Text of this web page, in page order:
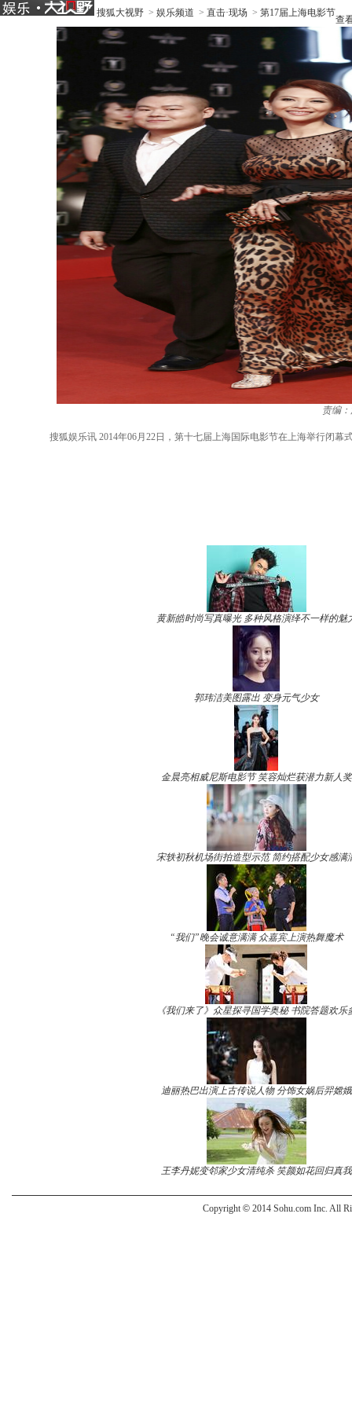
搜狐大视野 > 娱乐频道 > 直击·现场 > 第17届上海电影节
查
责编
搜狐娱乐讯 2014年06月22日，第十七届上海国际电影节在上海举行闭
黄新皓时尚写真曝光 多种风格演绎不一样的魅
郭玮洁美图露出 变身元气少女
金晨亮相威尼斯电影节 笑容灿烂获潜力新人奖
宋轶初秋机场街拍造型示范 简约搭配少女感满
“我们”晚会诚意满满 众嘉宾上演热舞魔术
《我们来了》众星探寻国学奥秘 书院答题欢乐
迪丽热巴出演上古传说人物 分饰女娲后羿嫦娥
王李丹妮变邻家少女清纯杀 笑颜如花回归真我
Copyright © 2014 Sohu.com Inc. All